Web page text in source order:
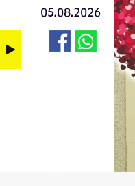
05.08.2026